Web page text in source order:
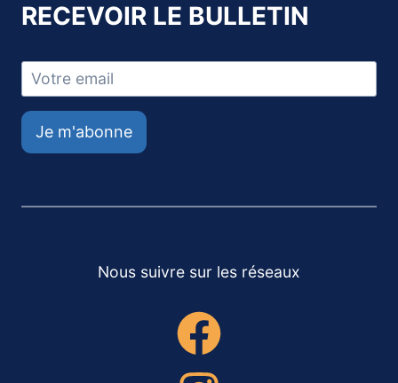
RECEVOIR LE BULLETIN
Je m'abonne
Nous suivre sur les réseaux